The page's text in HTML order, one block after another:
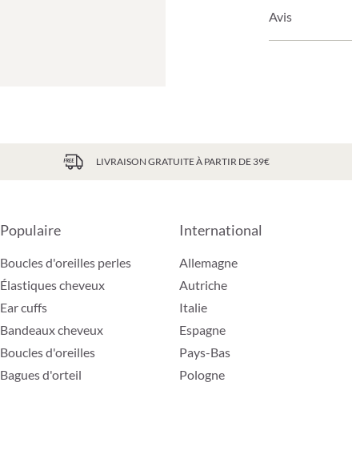
Avis
LIVRAISON GRATUITE À PARTIR DE 39€
Populaire
Boucles d'oreilles perles
Élastiques cheveux
Ear cuffs
Bandeaux cheveux
Boucles d'oreilles
Bagues d'orteil
International
Allemagne
Autriche
Italie
Espagne
Pays-Bas
Pologne